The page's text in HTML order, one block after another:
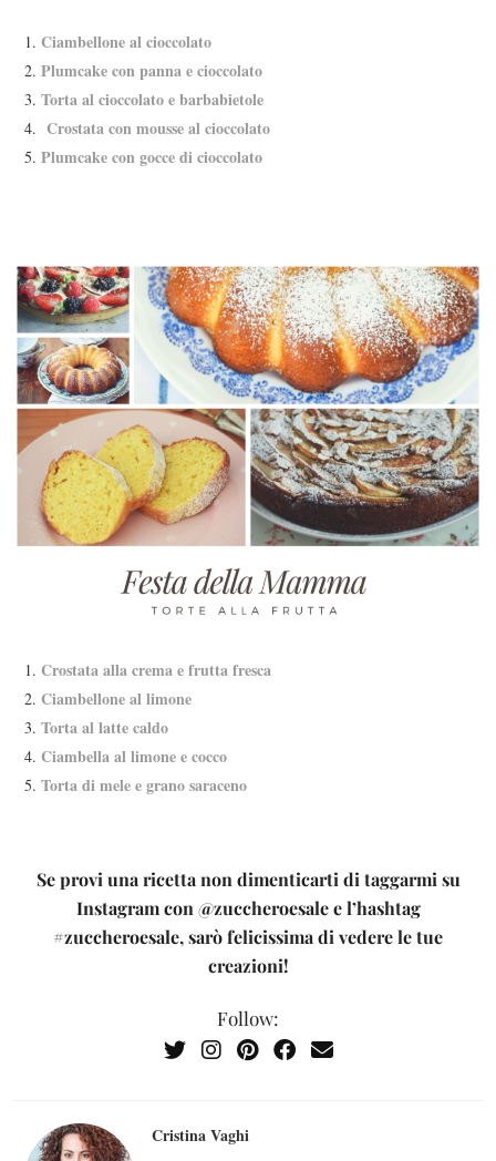
Ciambellone al cioccolato
Plumcake con panna e cioccolato
Torta al cioccolato e barbabietole
Crostata con mousse al cioccolato
Plumcake con gocce di cioccolato
Crostata alla crema e frutta fresca
Ciambellone al limone
Torta al latte caldo
Ciambella al limone e cocco
Torta di mele e grano saraceno
Se provi una ricetta non dimenticarti di taggarmi su
Instagram con @zuccheroesale e l’hashtag
#zuccheroesale, sarò felicissima di vedere le tue
creazioni!
Follow:
Cristina Vaghi